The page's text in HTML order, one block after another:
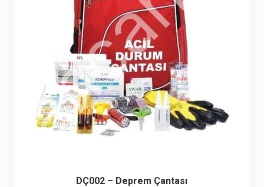
DÇ002 – Deprem Çantası